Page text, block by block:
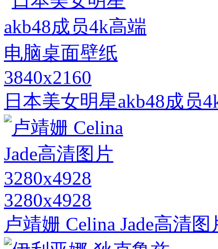
3840x2160
日本美女明星akb48成员
3280x4928
卢靖姗 Celina Jade高清